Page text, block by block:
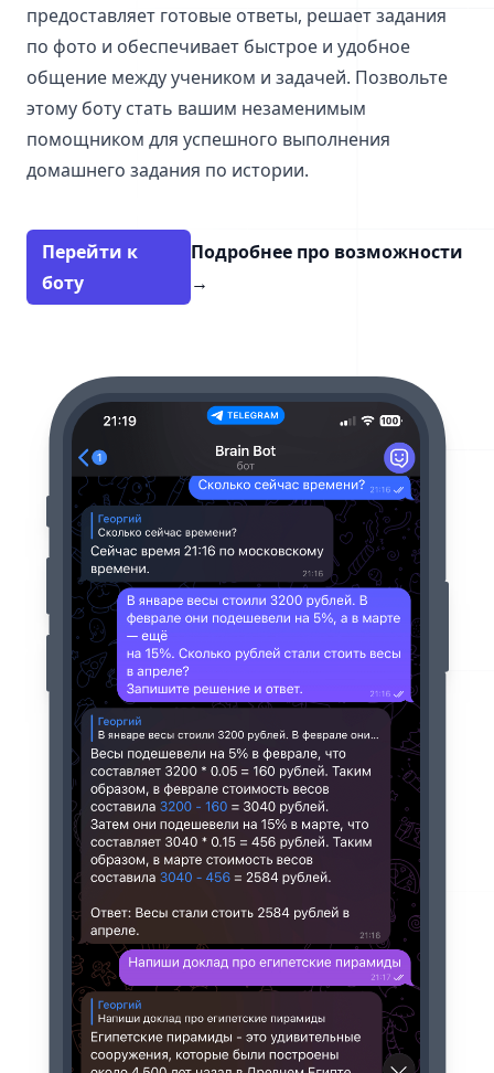
предоставляет готовые ответы, решает задания
по фото и обеспечивает быстрое и удобное
общение между учеником и задачей. Позвольте
этому боту стать вашим незаменимым
помощником для успешного выполнения
домашнего задания по истории.
Перейти к
боту
Подробнее про возможности
→